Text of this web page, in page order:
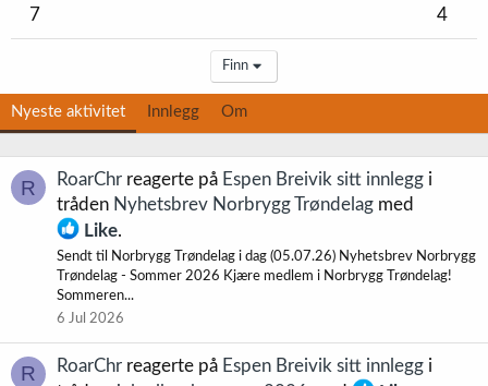
7 4
Finn
Nyeste aktivitet Innlegg Om
R RoarChr reagerte på Espen Breivik sitt innlegg i
tråden Nyhetsbrev Norbrygg Trøndelag med
Like.
Sendt til Norbrygg Trøndelag i dag (05.07.26) Nyhetsbrev Norbrygg
Trøndelag - Sommer 2026 Kjære medlem i Norbrygg Trøndelag!
Sommeren...
6 Jul 2026
R RoarChr reagerte på Espen Breivik sitt innlegg i